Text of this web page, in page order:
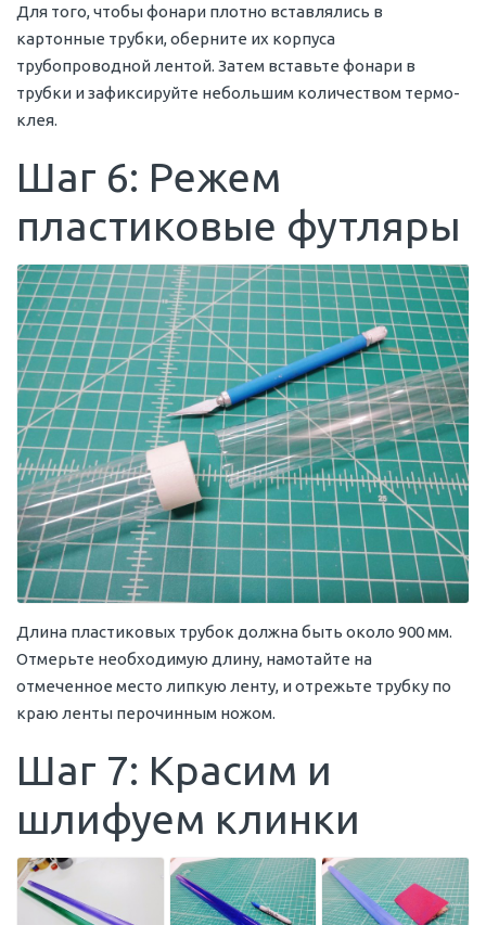
Для того, чтобы фонари плотно вставлялись в
картонные трубки, оберните их корпуса
трубопроводной лентой. Затем вставьте фонари в
трубки и зафиксируйте небольшим количеством термо-
клея.
Шаг 6: Режем
пластиковые футляры
Длина пластиковых трубок должна быть около 900 мм.
Отмерьте необходимую длину, намотайте на
отмеченное место липкую ленту, и отрежьте трубку по
краю ленты перочинным ножом.
Шаг 7: Красим и
шлифуем клинки